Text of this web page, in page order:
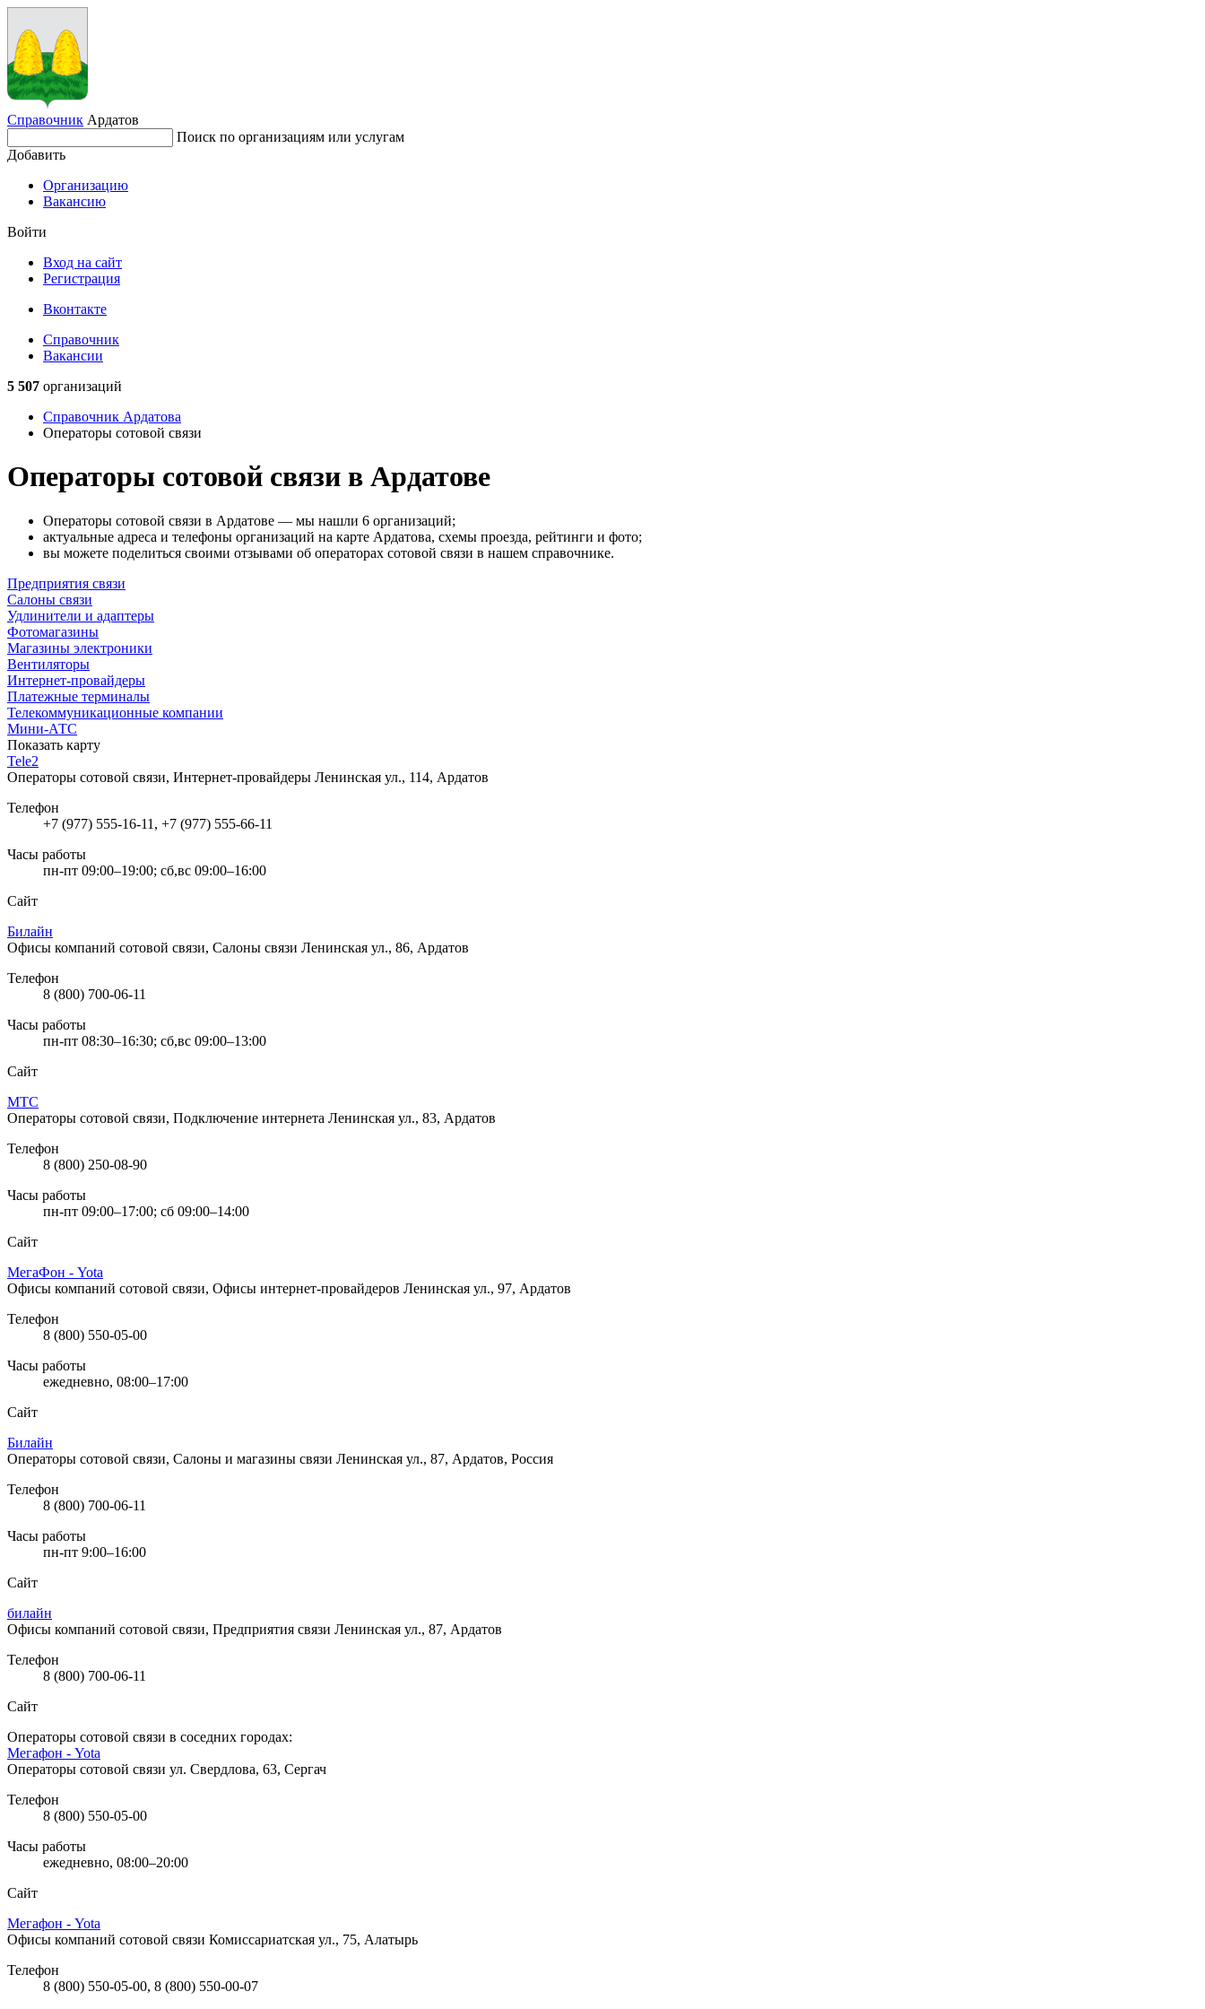
Справочник Ардатов
Поиск по организациям или услугам
Добавить
Организацию
Вакансию
Войти
Вход на сайт
Регистрация
Вконтакте
Справочник
Вакансии
5 507 организаций
Справочник Ардатова
Операторы сотовой связи
Операторы сотовой связи в Ардатове
Операторы сотовой связи в Ардатове — мы нашли 6 организаций;
актуальные адреса и телефоны организаций на карте Ардатова, схемы проезда, рейтинги и фото;
вы можете поделиться своими отзывами об операторах сотовой связи в нашем справочнике.
Предприятия связи
Салоны связи
Удлинители и адаптеры
Фотомагазины
Магазины электроники
Вентиляторы
Интернет-провайдеры
Платежные терминалы
Телекоммуникационные компании
Мини-АТС
Показать карту
Tele2
Операторы сотовой связи, Интернет-провайдеры Ленинская ул., 114, Ардатов
Телефон
+7 (977) 555-16-11, +7 (977) 555-66-11
Часы работы
пн-пт 09:00–19:00; сб,вс 09:00–16:00
Сайт
Билайн
Офисы компаний сотовой связи, Салоны связи Ленинская ул., 86, Ардатов
Телефон
8 (800) 700-06-11
Часы работы
пн-пт 08:30–16:30; сб,вс 09:00–13:00
Сайт
МТС
Операторы сотовой связи, Подключение интернета Ленинская ул., 83, Ардатов
Телефон
8 (800) 250-08-90
Часы работы
пн-пт 09:00–17:00; сб 09:00–14:00
Сайт
МегаФон - Yota
Офисы компаний сотовой связи, Офисы интернет-провайдеров Ленинская ул., 97, Ардатов
Телефон
8 (800) 550-05-00
Часы работы
ежедневно, 08:00–17:00
Сайт
Билайн
Операторы сотовой связи, Салоны и магазины связи Ленинская ул., 87, Ардатов, Россия
Телефон
8 (800) 700-06-11
Часы работы
пн-пт 9:00–16:00
Сайт
билайн
Офисы компаний сотовой связи, Предприятия связи Ленинская ул., 87, Ардатов
Телефон
8 (800) 700-06-11
Сайт
Операторы сотовой связи в соседних городах:
Мегафон - Yota
Операторы сотовой связи ул. Свердлова, 63, Сергач
Телефон
8 (800) 550-05-00
Часы работы
ежедневно, 08:00–20:00
Сайт
Мегафон - Yota
Офисы компаний сотовой связи Комиссариатская ул., 75, Алатырь
Телефон
8 (800) 550-05-00, 8 (800) 550-00-07